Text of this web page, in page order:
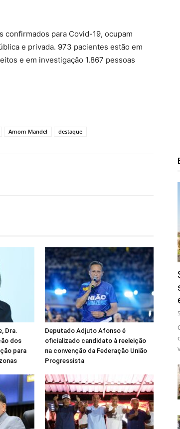
confirmados para Covid-19, ocupam
e privada. 973 pacientes estão em
e em investigação 1.867 pessoas
Amom Mandel destaque
Dra.
dos
para
Deputado Adjuto Afonso é
oficializado candidato à reeleição
na convenção da Federação União
Progressista